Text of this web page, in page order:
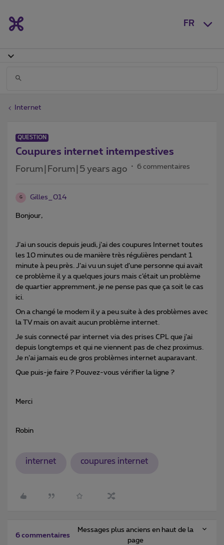
FR
Internet
QUESTION
Coupures internet intempestives
Forum|Forum|5 years ago 6 commentaires
G Gilles_014
Bonjour,
J’ai un soucis depuis jeudi, j’ai des coupures Internet toutes
les 10 minutes ou de manière très régulières pendant 1
minute à peu près. J’ai vu un sujet d’une personne qui avait
ce problème il y a quelques jours mais c’était un problème
de quartier appremment, je ne pense pas que ça soit le cas
ici.
On a changé le modem il y a peu suite à des problèmes avec
la TV mais on avait aucun problème internet.
Je suis connecté par internet via des prises CPL que j’ai
depuis longtemps et qui ne viennent pas de chez proximus.
Je n’ai jamais eu de gros problèmes internet auparavant.
Que puis-je faire ? Pouvez-vous vérifier la ligne ?
Merci
Robin
internet coupures internet
6 commentaires
Messages plus anciens en haut de la
page